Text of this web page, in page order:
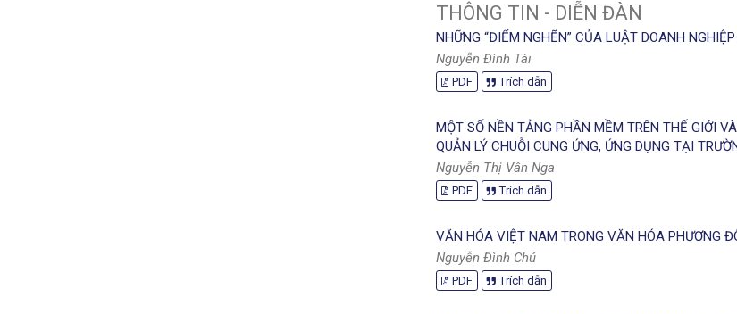
THÔNG TIN - DIỄN ĐÀN
NHỮNG “ĐIỂM NGHẼN” CỦA LUẬT DOANH
Nguyễn Đình Tài
PDF Trích dẫn
MỘT SỐ NỀN TẢNG PHẦN MỀM TRÊN THẾ GIỚI
QUẢN LÝ CHUỖI CUNG ỨNG, ỨNG DỤNG TẠI
Nguyễn Thị Vân Nga
PDF Trích dẫn
VĂN HÓA VIỆT NAM TRONG VĂN HÓA PHƯƠNG
Nguyễn Đình Chú
PDF Trích dẫn